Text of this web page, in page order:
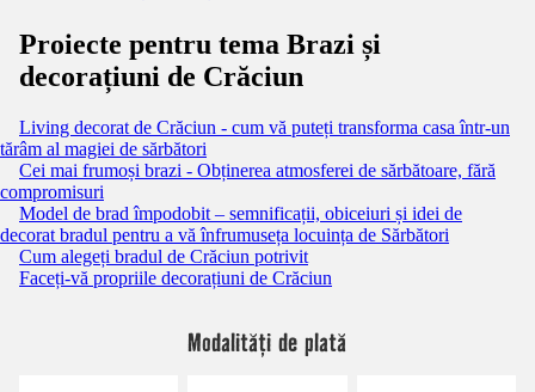
Proiecte pentru tema Brazi și
decorațiuni de Crăciun
Living decorat de Crăciun - cum vă puteți transforma casa într-un
tărâm al magiei de sărbători
Cei mai frumoși brazi - Obținerea atmosferei de sărbătoare, fără
compromisuri
Model de brad împodobit – semnificații, obiceiuri și idei de
decorat bradul pentru a vă înfrumuseța locuința de Sărbători
Cum alegeți bradul de Crăciun potrivit
Faceți-vă propriile decorațiuni de Crăciun
Modalități de plată